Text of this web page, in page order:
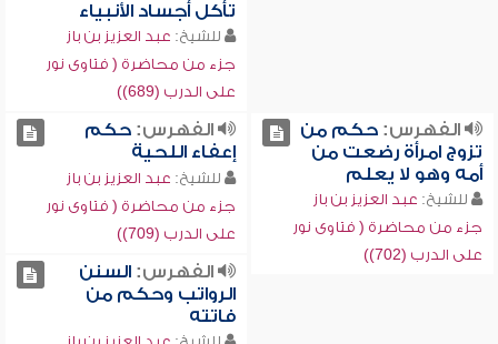
تأكل أجساد الأنبياء
للشيخ: عبد العزيز بن باز
جزء من محاضرة ( فتاوى نور
على الدرب (689))
الفهرس:حكم من
تزوج امرأة رضعت من
أمه وهو لا يعلم
للشيخ: عبد العزيز بن باز
جزء من محاضرة ( فتاوى نور
على الدرب (702))
الفهرس:حكم
إعفاء اللحية
للشيخ: عبد العزيز بن باز
جزء من محاضرة ( فتاوى نور
على الدرب (709))
الفهرس:السنن
الرواتب وحكم من
فاتته